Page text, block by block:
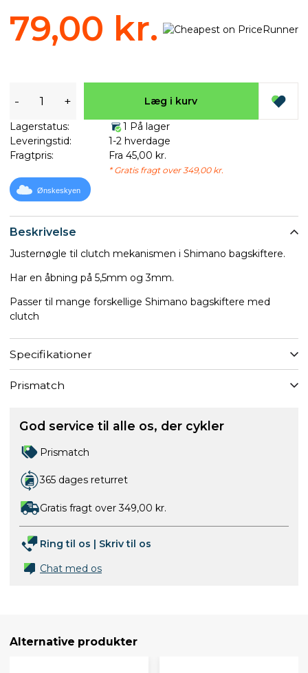
Beskrivelse
Justernøgle til clutch mekanismen i Shimano bagskiftere.
Har en åbning på 5,5mm og 3mm.
Passer til mange forskellige Shimano bagskiftere med
clutch
Specifikationer
Prismatch
79,00 kr.
- + Læg i kurv
Lagerstatus:
1 På lager
Leveringstid:
1-2 hverdage
Fragtpris:
Fra 45,00 kr.
* Gratis fragt over 349,00 kr.
Ønskeskyen
God service til alle os, der cykler
Prismatch
365 dages returret
Gratis fragt over 349,00 kr.
Ring til os | Skriv til os
Chat med os
Alternative produkter